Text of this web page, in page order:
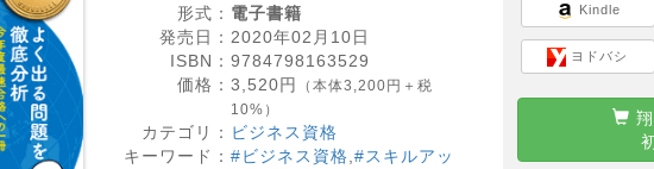
形式： 電子書籍
発売日： 2020年02月10日
ISBN： 9784798163529
価格： 3,520円
（本体3,200円＋税
10%）
カテゴリ： ビジネス資格
キーワード： #ビジネス資格 #スキルアッ
Kindle
ヨドバシ